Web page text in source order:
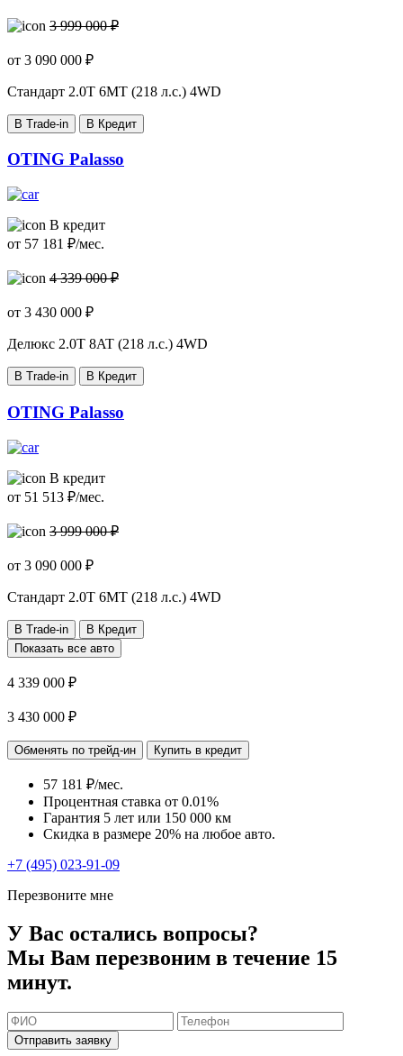
3 999 000 ₽
от 3 090 000 ₽
Стандарт 2.0T 6MT (218 л.с.) 4WD
В Trade-in В Кредит
OTING Palasso
В кредит
от 57 181 ₽/мес.
4 339 000 ₽
от 3 430 000 ₽
Делюкс 2.0T 8AT (218 л.с.) 4WD
В Trade-in В Кредит
OTING Palasso
В кредит
от 51 513 ₽/мес.
3 999 000 ₽
от 3 090 000 ₽
Стандарт 2.0T 6MT (218 л.с.) 4WD
В Trade-in
В Кредит
Показать все авто
4 339 000 ₽
3 430 000 ₽
Обменять по трейд-ин Купить в кредит
57 181 ₽/мес.
Процентная ставка от 0.01%
Гарантия 5 лет или 150 000 км
Скидка в размере 20% на любое авто.
+7 (495) 023-91-09
Перезвоните мне
У Вас остались вопросы?
Мы Вам перезвоним в течение 15
минут.
Отправить заявку